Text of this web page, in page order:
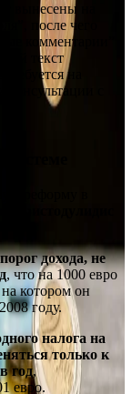
вынесены на
после чего
комментарии”
текст
на
с
реформу в
дохода, не
, что на 1000 евро
котором он
году.
налога на
только к
год,
евро.